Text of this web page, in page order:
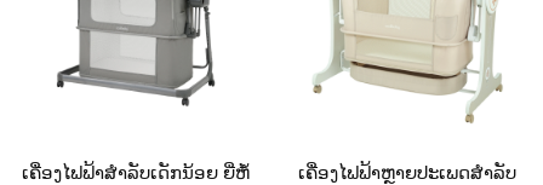
ເຄື່ອງໄຟຟ້າສຳລັບເດັກນ້ອຍ ຍີ່ຫໍ້
ເຄື່ອງໄຟຟ້າຫຼາຍປະເພດສຳລັບ